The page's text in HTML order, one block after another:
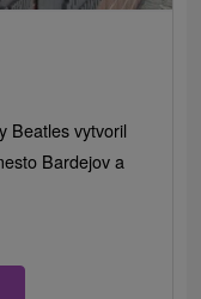
Beatles vytvoril
Bardejov a